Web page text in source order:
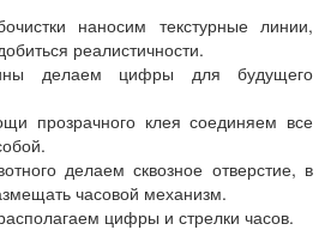
наносим текстурные линии,
реалистичности.
делаем цифры для будущего
прозрачного клея соединяем все
делаем сквозное отверстие, в
часовой механизм.
цифры и стрелки часов.